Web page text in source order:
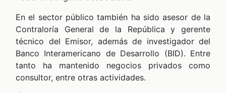
ZOOM
En el sector público también ha sido asesor de la
Contraloría General de la República y gerente
técnico del Emisor, además de investigador del
Banco Interamericano de Desarrollo (BID). Entre
tanto ha mantenido negocios privados como
consultor, entre otras actividades.